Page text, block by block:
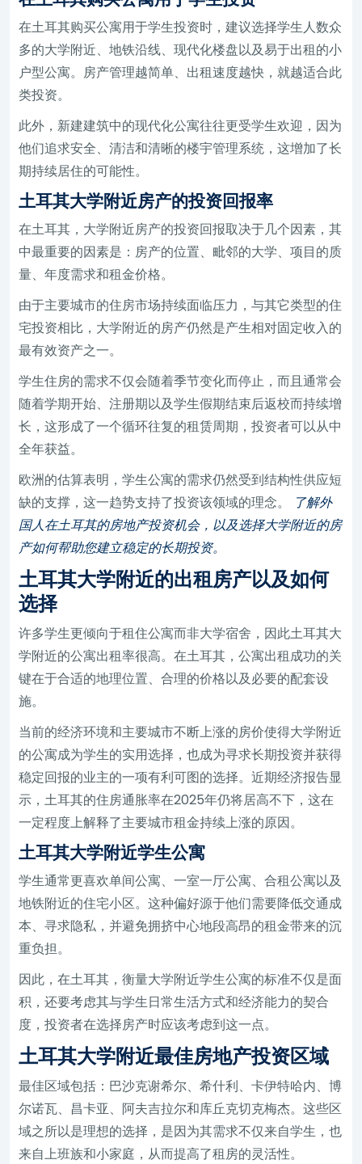
在土耳其购买公寓用于学生投资时，建议选择学生人数众
多的大学附近、地铁沿线、现代化楼盘以及易于出租的小
户型公寓。房产管理越简单、出租速度越快，就越适合此
类投资。
此外，新建建筑中的现代化公寓往往更受学生欢迎，因为
他们追求安全、清洁和清晰的楼宇管理系统，这增加了长
期持续居住的可能性。
土耳其大学附近房产的投资回报率
在土耳其，大学附近房产的投资回报取决于几个因素，其
中最重要的因素是：房产的位置、毗邻的大学、项目的质
量、年度需求和租金价格。
由于主要城市的住房市场持续面临压力，与其它类型的住
宅投资相比，大学附近的房产仍然是产生相对固定收入的
最有效资产之一。
学生住房的需求不仅会随着季节变化而停止，而且通常会
随着学期开始、注册期以及学生假期结束后返校而持续增
长，这形成了一个循环往复的租赁周期，投资者可以从中
全年获益。
欧洲的估算表明，学生公寓的需求仍然受到结构性供应短
缺的支撑，这一趋势支持了投资该领域的理念。
了解外
国人在土耳其的房地产投资机会，以及选择大学附近的房
产如何帮助您建立稳定的长期投资。
土耳其大学附近的出租房产以及如何
选择
许多学生更倾向于租住公寓而非大学宿舍，因此土耳其大
学附近的公寓出租率很高。在土耳其，公寓出租成功的关
键在于合适的地理位置、合理的价格以及必要的配套设
施。
当前的经济环境和主要城市不断上涨的房价使得大学附近
的公寓成为学生的实用选择，也成为寻求长期投资并获得
稳定回报的业主的一项有利可图的选择。近期经济报告显
示，土耳其的住房通胀率在2025年仍将居高不下，这在
一定程度上解释了主要城市租金持续上涨的原因。
土耳其大学附近学生公寓
学生通常更喜欢单间公寓、一室一厅公寓、合租公寓以及
地铁附近的住宅小区。这种偏好源于他们需要降低交通成
本、寻求隐私，并避免拥挤中心地段高昂的租金带来的沉
重负担。
因此，在土耳其，衡量大学附近学生公寓的标准不仅是面
积，还要考虑其与学生日常生活方式和经济能力的契合
度，投资者在选择房产时应该考虑到这一点。
土耳其大学附近最佳房地产投资区域
最佳区域包括：巴沙克谢希尔、希什利、卡伊特哈内、博
尔诺瓦、昌卡亚、阿夫吉拉尔和库丘克切克梅杰。这些区
域之所以是理想的选择，是因为其需求不仅来自学生，也
来自上班族和小家庭，从而提高了租房的灵活性。